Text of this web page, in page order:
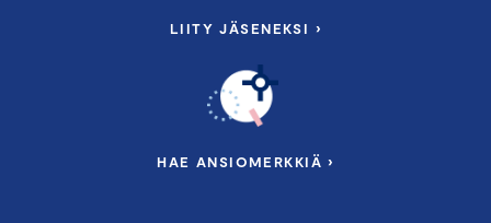
LIITY JÄSENEKSI ›
HAE ANSIOMERKKIÄ ›